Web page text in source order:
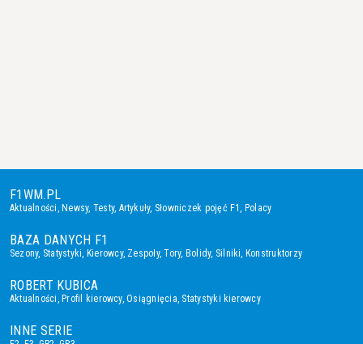
F1WM.PL
Aktualności,Newsy, Testy, Artykuły, Słowniczek pojęć F1, Polacy
BAZA DANYCH F1
Sezony, Statystyki, Kierowcy, Zespoły,Tory, Bolidy, Silniki, Konstruktorzy
ROBERT KUBICA
Aktualności,Profil kierowcy,Osiągnięcia, Statystyki kierowcy
INNE SERIE